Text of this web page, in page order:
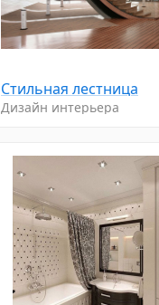
Стильнaя лeстница
Дизайн интерьера